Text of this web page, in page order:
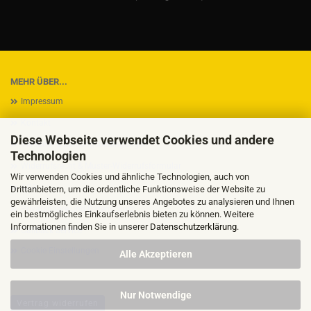
Diese Webseite verwendet Cookies und andere
Technologien
Wir verwenden Cookies und ähnliche Technologien, auch von
Drittanbietern, um die ordentliche Funktionsweise der Website zu
gewährleisten, die Nutzung unseres Angebotes zu analysieren und Ihnen
ein bestmögliches Einkaufserlebnis bieten zu können. Weitere
Informationen finden Sie in unserer Datenschutzerklärung.
Alle Akzeptieren
Nur Notwendige
MEHR ÜBER...
Impressum
Versand- & Zahlungsbedingungen
Widerrufsrecht & Muster-Widerrufsformular
AGB
Privatsphäre und Datenschutz
Callback Service